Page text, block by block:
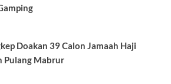
Doakan 39 Calon Jamaah Haji
Pulang Mabrur